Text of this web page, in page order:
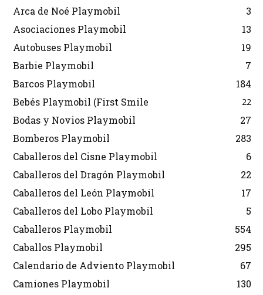
Arca de Noé Playmobil
3
Asociaciones Playmobil
13
Autobuses Playmobil
19
Barbie Playmobil
7
Barcos Playmobil
184
Bebés Playmobil (First Smile
22
Bodas y Novios Playmobil
27
Bomberos Playmobil
283
Caballeros del Cisne Playmobil
6
Caballeros del Dragón Playmobil
22
Caballeros del León Playmobil
17
Caballeros del Lobo Playmobil
5
Caballeros Playmobil
554
Caballos Playmobil
295
Calendario de Adviento Playmobil
67
Camiones Playmobil
130